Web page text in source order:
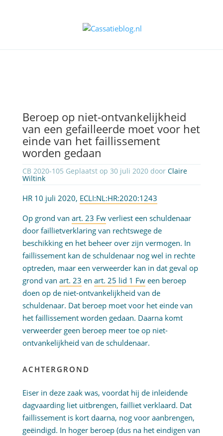
Beroep op niet-ontvankelijkheid
van een gefailleerde moet voor het
einde van het faillissement
worden gedaan
CB 2020-105 Geplaatst op 30 juli 2020 door Claire
Wiltink
HR 10 juli 2020, ECLI:NL:HR:2020:1243
Op grond van art. 23 Fwverliest een schuldenaar
door faillietverklaring van rechtswege de
beschikking en het beheer over zijn vermogen. In
faillissement kan de schuldenaar nog wel in rechte
optreden, maar een verweerder kan in dat geval op
grond van art. 23 en art. 25 lid 1 Fween beroep
doen op de niet-ontvankelijkheid van de
schuldenaar. Dat beroep moet voor het einde van
het faillissement worden gedaan. Daarna komt
verweerder geen beroep meer toe op niet-
ontvankelijkheid van de schuldenaar.
ACHTERGROND
Eiser in deze zaak was, voordat hij de inleidende
dagvaarding liet uitbrengen, failliet verklaard. Dat
faillissement is kort daarna, nog voor aanbrengen,
geëindigd. In hoger beroep (dus na het eindigen van